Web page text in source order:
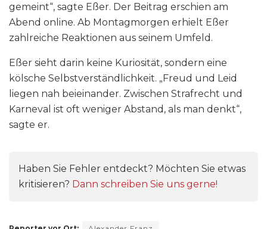
gemeint“, sagte Eßer. Der Beitrag erschien am
Abend online. Ab Montagmorgen erhielt Eßer
zahlreiche Reaktionen aus seinem Umfeld.
Eßer sieht darin keine Kuriosität, sondern eine
kölsche Selbstverständlichkeit. „Freud und Leid
liegen nah beieinander. Zwischen Strafrecht und
Karneval ist oft weniger Abstand, als man denkt“,
sagte er.
Haben Sie Fehler entdeckt? Möchten Sie etwas
kritisieren? Dann schreiben Sie uns gerne!